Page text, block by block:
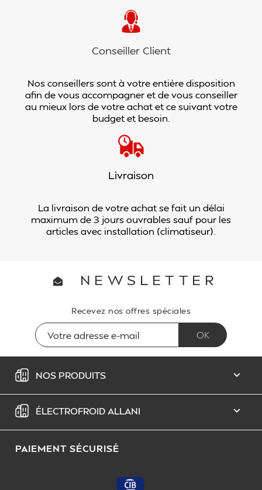
Conseiller Client
Nos conseillers sont à votre entière disposition
afin de vous accompagner et de vous conseiller
au mieux lors de votre achat et ce suivant votre
budget et besoin.
Livraison
La livraison de votre achat se fait un délai
maximum de 3 jours ouvrables sauf pour les
articles avec installation (climatiseur).
NEWSLETTER
Recevez nos offres spéciales
NOS PRODUITS 
ÉLECTROFROID ALLANI 
PAIEMENT SÉCURISÉ